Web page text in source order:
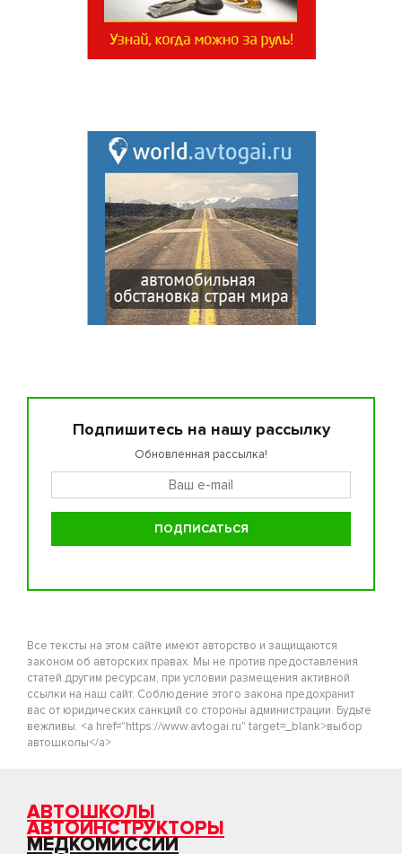
Подпишитесь на нашу рассылку
Обновленная рассылка!
Все тексты на этом сайте имеют авторство и защищаются
законом об авторских правах. Мы не против предоставления
статей другим ресурсам, при условии размещения активной
ссылки на наш сайт. Соблюдение этого закона предохранит
вас от юридических санкций со стороны администрации. Будьте
вежливы. <a href="https://www.avtogai.ru" target=_blank>выбор
автошколы</a>
АВТОШКОЛЫ
АВТОИНСТРУКТОРЫ
МЕДКОМИССИИ